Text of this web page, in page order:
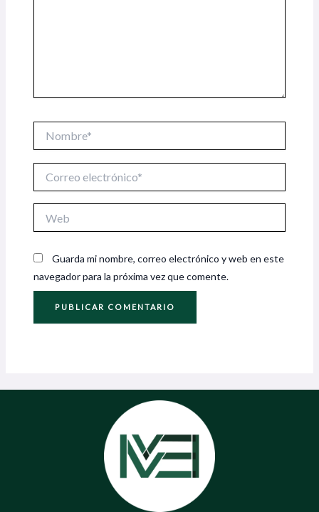
electrónico*
Guarda mi nombre, correo electrónico y web en este
navegador para la próxima vez que comente.